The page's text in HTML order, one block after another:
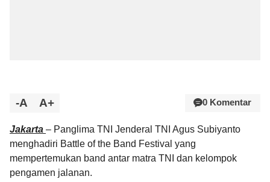
-A A+ 0 Komentar
Jakarta – Panglima TNI Jenderal TNI Agus Subiyanto
menghadiri Battle of the Band Festival yang
mempertemukan band antar matra TNI dan kelompok
pengamen jalanan.